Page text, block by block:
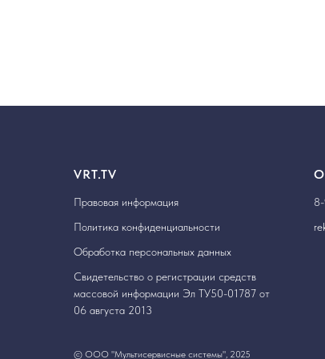
VRT.TV
Правовая информация
Политика конфиденциальности
Обработка персональных данных
Свидетельство о регистрации средств
массовой информации Эл ТУ50-01787 от
06 августа 2013
© ООО "Мультисервисные системы", 2025